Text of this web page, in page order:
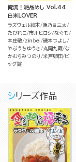
俺流！絶品めし Vol.44
白米LOVER
ラズウェル細木
魚乃目三太
たびれこ 市川ヒロシ なぐも
本庄敬 zinbei 磯本つよし
やぶうちゆうき
丸岡九蔵 な
かむらみつのり
米戸卵田
ビ
ッグ錠
シリーズ作品